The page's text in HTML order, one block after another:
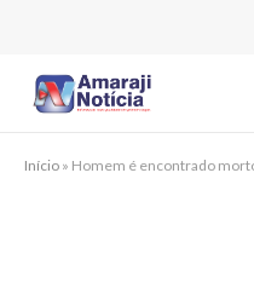
Início » Homem é encontrado morto